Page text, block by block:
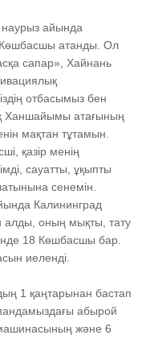
айында
атанды. Ол
сапар», Хайнань
отбасымыз бен
Ханшайымы атағының
мақтан тұтамын.
қазір менің
сауатты, ұқыпты
сенемін.
Калининград
алды, оның мықты, тату
18 Көшбасшы бар.
иеленді.
1 қаңтарынан бастап
абырой
машинасының және 6